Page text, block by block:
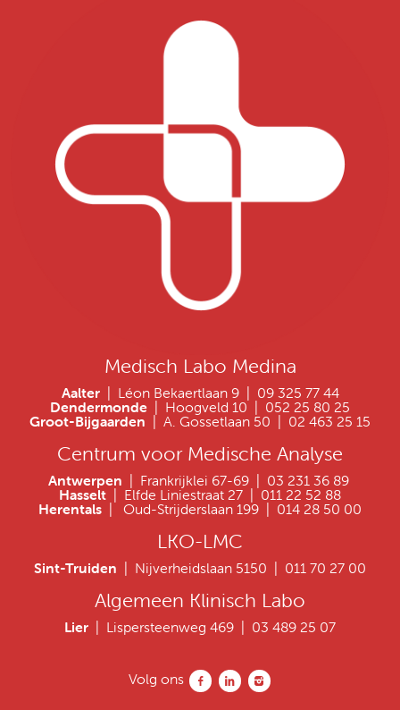
Medisch Labo Medina
Aalter
| Léon Bekaertlaan 9 | 09 325 77 44
Dendermonde
| Hoogveld 10 | 052 25 80 25
Groot-Bijgaarden
| A. Gossetlaan 50 | 02 463 25 15
Centrum voor Medische Analyse
Antwerpen
| Frankrijklei 67-69 | 03 231 36 89
Hasselt
| Elfde Liniestraat 27 | 011 22 52 88
Herentals | Oud-Strijderslaan 199 | 014 28 50 00
LKO-LMC
Sint-Truiden | Nijverheidslaan 5150 | 011 70 27 00
Algemeen Klinisch Labo
Lier | Lispersteenweg 469 | 03 489 25 07
Volg ons Volg ons facebook
Volg ons linkedinVolg ons instagram